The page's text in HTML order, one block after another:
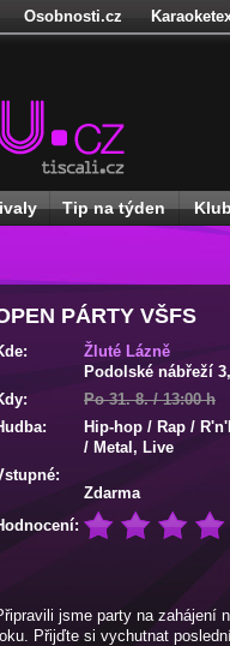
Osobnosti.cz
Tip na týden
PÁRTY VŠFS
Žluté Lázně
Podolské nábřeží 3
Po 31. 8. / 13:00 h
Hip-hop / Rap /
/ Metal, Live
Zdarma
jsme party na zahájení
Přijďte si vychutnat